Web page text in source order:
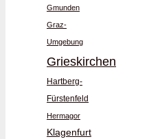
Gmunden
Graz-
Umgebung
Grieskirchen
Hartberg-
Fürstenfeld
Hermagor
Klagenfurt